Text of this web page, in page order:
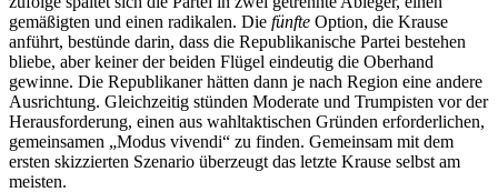
gemäßigten und einen radikalen. Die fünfte Option, die Krause
anführt, bestünde darin, dass die Republikanische Partei bestehen
bliebe, aber keiner der beiden Flügel eindeutig die Oberhand
gewinne. Die Republikaner hätten dann je nach Region eine andere
Ausrichtung. Gleichzeitig stünden Moderate und Trumpisten vor der
Herausforderung, einen aus wahltaktischen Gründen erforderlichen,
gemeinsamen „Modus vivendi“ zu finden. Gemeinsam mit dem
ersten skizzierten Szenario überzeugt das letzte Krause selbst am
meisten.